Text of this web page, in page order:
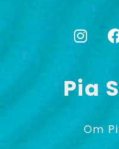
Pia
Om